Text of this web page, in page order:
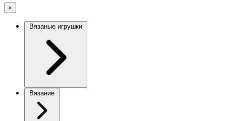
×
Вязаные игрушки
Вязание